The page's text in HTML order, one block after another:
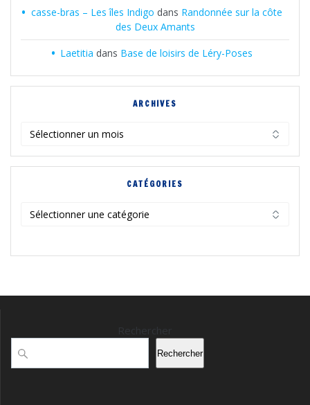
casse-bras – Les îles Indigo dans Randonnée sur la côte
des Deux Amants
Laetitia dans Base de loisirs de Léry-Poses
ARCHIVES
CATÉGORIES
Rechercher